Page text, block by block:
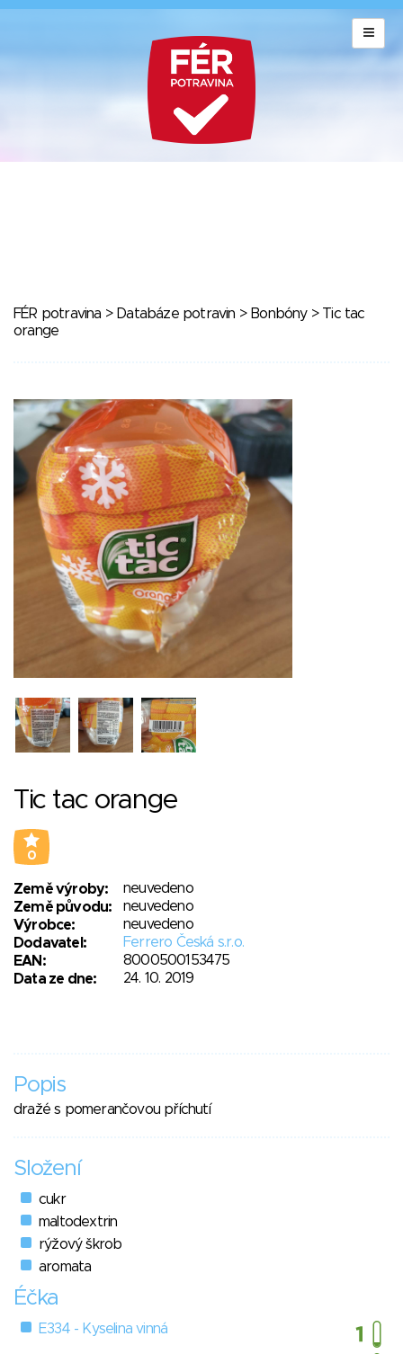
FÉR potravina > Databáze potravin > Bonbóny> Tic tac
orange
Tic tac orange
0
Země výroby:
neuvedeno
Země původu:
neuvedeno
Výrobce:
neuvedeno
Dodavatel:
Ferrero Česká s.r.o.
EAN:
8000500153475
Data ze dne:
24. 10. 2019
Popis
dražé s pomerančovou příchutí
Složení
cukr
maltodextrin
rýžový škrob
aromata
Éčka
E334 - Kyselina vinná